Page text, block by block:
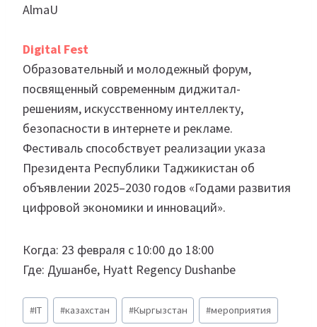
AlmaU
Digital Fest
Образовательный и молодежный форум,
посвященный современным диджитал-
решениям, искусственному интеллекту,
безопасности в интернете и рекламе.
Фестиваль способствует реализации указа
Президента Республики Таджикистан об
объявлении 2025–2030 годов «Годами развития
цифровой экономики и инноваций».
Когда: 23 февраля с 10:00 до 18:00
Где: Душанбе, Hyatt Regency Dushanbe
Метки
записи:
#IT #казахстан #Кыргызстан #мероприятия